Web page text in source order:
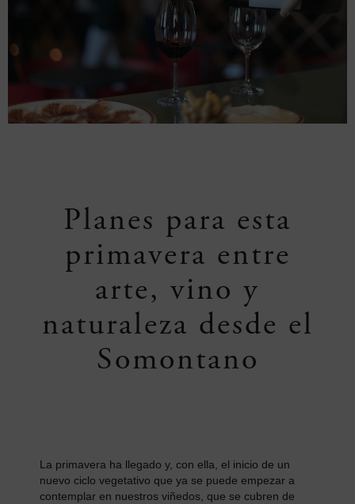
Planes para esta
primavera entre
arte, vino y
naturaleza desde el
Somontano
La primavera ha llegado y, con ella, el inicio de un
nuevo ciclo vegetativo que ya se puede empezar a
contemplar en nuestros viñedos, que se cubren de